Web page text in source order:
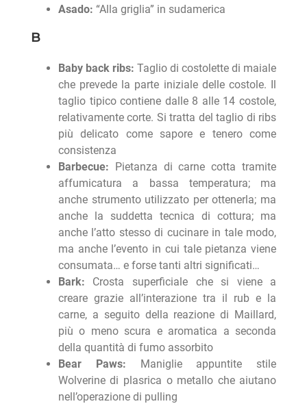
Asado: “Alla griglia” in sudamerica
B
Baby back ribs: Taglio di costolette di maiale
che prevede la parte iniziale delle costole. Il
taglio tipico contiene dalle 8 alle 14 costole,
relativamente corte. Si tratta del taglio di ribs
più delicato come sapore e tenero come
consistenza
Barbecue: Pietanza di carne cotta tramite
affumicatura a bassa temperatura; ma
anche strumento utilizzato per ottenerla; ma
anche la suddetta tecnica di cottura; ma
anche l’atto stesso di cucinare in tale modo,
ma anche l’evento in cui tale pietanza viene
consumata… e forse tanti altri significati…
Bark: Crosta superficiale che si viene a
creare grazie all’interazione tra il rub e la
carne, a seguito della reazione di Maillard,
più o meno scura e aromatica a seconda
della quantità di fumo assorbito
Bear Paws: Maniglie appuntite stile
Wolverine di plasrica o metallo che aiutano
nell’operazione di pulling